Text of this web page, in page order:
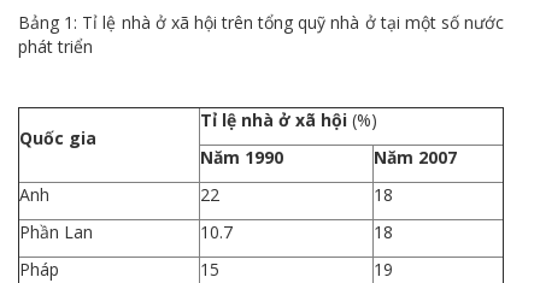
Bảng 1: Tỉ lệ nhà ở xã hội trên tổng quỹ nhà ở tại một số nước
phát triển
Quốc gia
Tỉ lệ nhà ở xã hội (%)
Năm 1990
Năm 2007
Anh
22
18
Phần Lan
10.7
18
Pháp
15
19